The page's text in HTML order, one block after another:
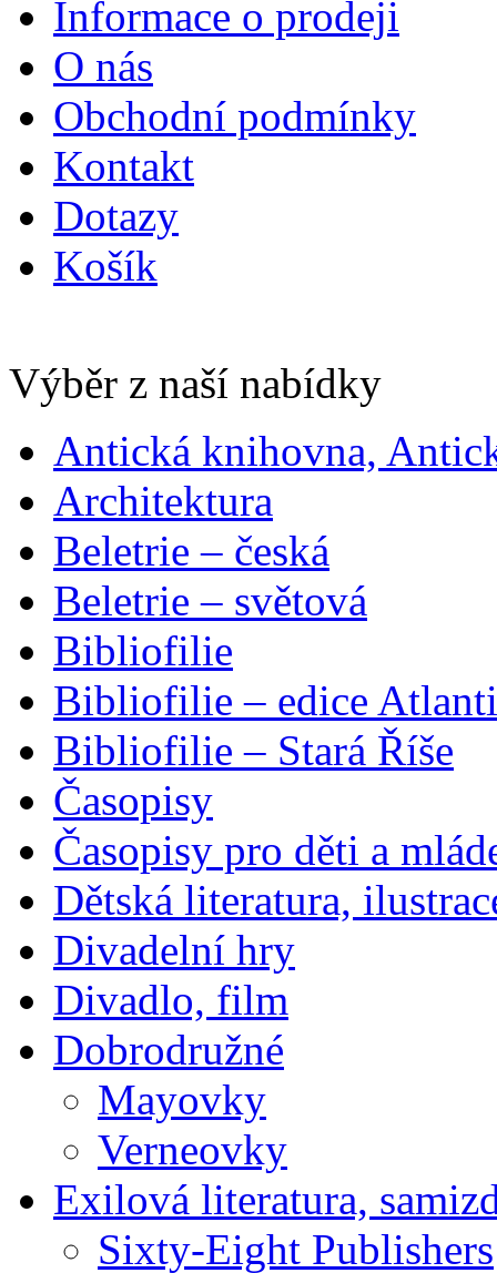
Informace o prodeji
O nás
Obchodní podmínky
Kontakt
Dotazy
Košík
Výběr z naší nabídky
Antická knihovna,
Architektura
Beletrie – česká
Beletrie – světová
Bibliofilie
Bibliofilie – edice
Bibliofilie – Stará Říše
Časopisy
Časopisy pro děti a
Dětská literatura,
Divadelní hry
Divadlo, film
Dobrodružné
Mayovky
Verneovky
Exilová literatura,
Sixty-Eight Publishers